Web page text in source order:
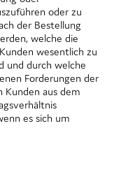
oder zu
der Bestellung
welche die
wesentlich zu
und durch welche
Forderungen der
Kunden aus dem
es sich um